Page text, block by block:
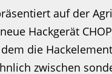
auf der
Hackgerät
die
zwischen